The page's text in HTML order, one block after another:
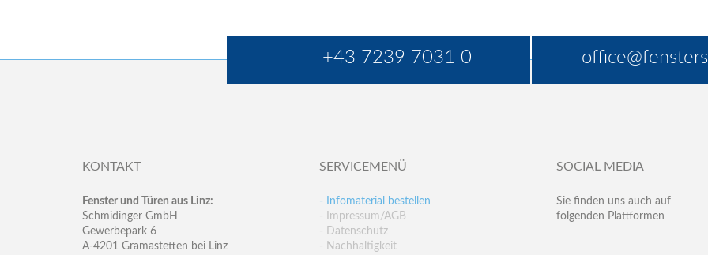
+43 7239 7031 0
KONTAKT
Fenster und Türen aus Linz:
Schmidinger GmbH
Gewerbepark 6
A-4201 Gramastetten bei Linz
SERVICEMENÜ
- Infomaterial bestellen
- Impressum/AGB
- Datenschutz
- Nachhaltigkeit
SOCIAL MEDIA
Sie finden uns auch auf
folgenden Plattformen